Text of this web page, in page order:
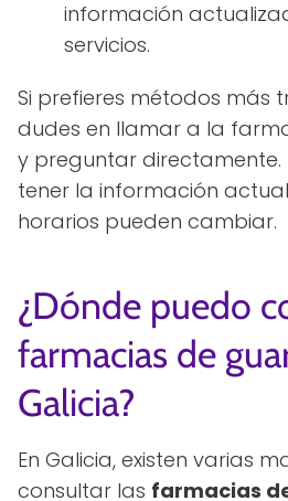
información
servicios.
Si prefieres métodos más
dudes en llamar a la
y preguntar directamente.
tener la información
horarios pueden cambiar.
¿Dónde puedo
farmacias de
Galicia?
En Galicia, existen varias
consultar las farmacias